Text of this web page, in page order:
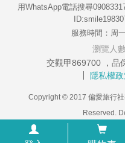
用WhatsApp電話搜尋
服務時間：周
瀏覽人數
交觀甲869700 ，品
隱私權
Copyright © 2017 偏愛旅行
Reserved.